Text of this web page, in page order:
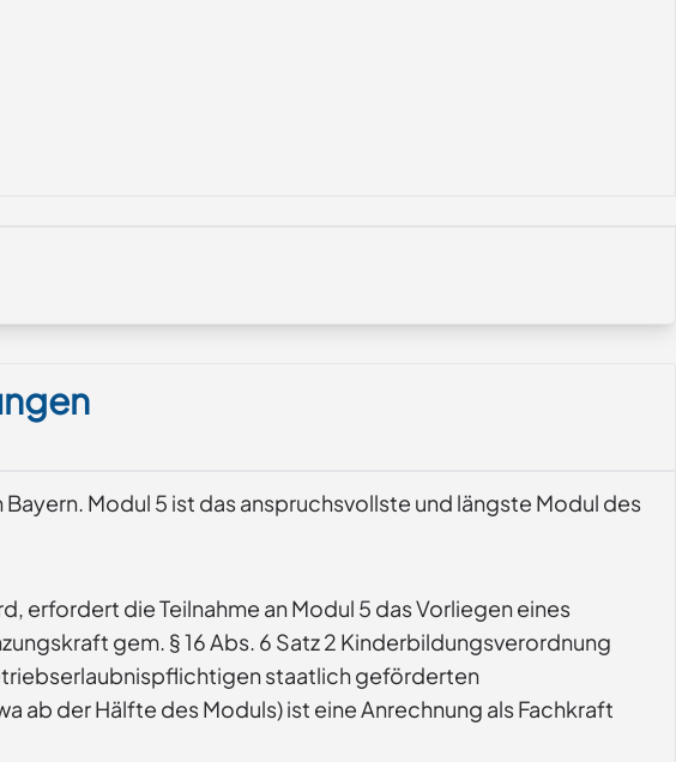
Modul 5 ist das anspruchsvollste und längste Modul des
erfordert die Teilnahme an Modul 5 das Vorliegen eines
gem. § 16 Abs. 6 Satz 2 Kinderbildungsverordnung
staatlich geförderten
ab der Hälfte des Moduls) ist eine Anrechnung als Fachkraft